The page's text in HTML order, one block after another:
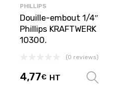
PHILLIPS
Douille-embout 1/4″
Phillips KRAFTWERK
10300.
(0 reviews)
4,77€ HT